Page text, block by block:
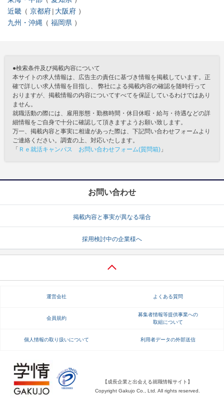
近畿
京都府 大阪府
九州・沖縄
福岡県
●検索条件及び掲載内容について
本サイトの求人情報は、広告主の責任に基づき情報を掲載しています。正
確で詳しい求人情報を目指し、 弊社による掲載内容の確認を随時行って
おりますが、掲載情報の内容についてすべてを保証しているわけではあり
ません。
就職活動の際には、雇用形態・勤務時間・休日休暇・給与・待遇などの詳
細情報をご自身で十分に確認して頂きますようお願い致します。
万一、掲載内容と事実に相違があった際は、下記問い合わせフォームより
ご連絡ください。調査の上、対応いたします。
「 Ｒｅ就活キャンパス お問い合わせフォーム(質問箱) 」
お問い合わせ
掲載内容と事実が異なる場合
採用検討中の企業様へ
運営会社 よくある質問
会員規約
募集者情報等提供事業への
取組について
個人情報の取り扱いについて 利用者データの外部送信
【成長企業と出会える就職情報サイト】
Copyright Gakujo Co., Ltd. All rights reserved.